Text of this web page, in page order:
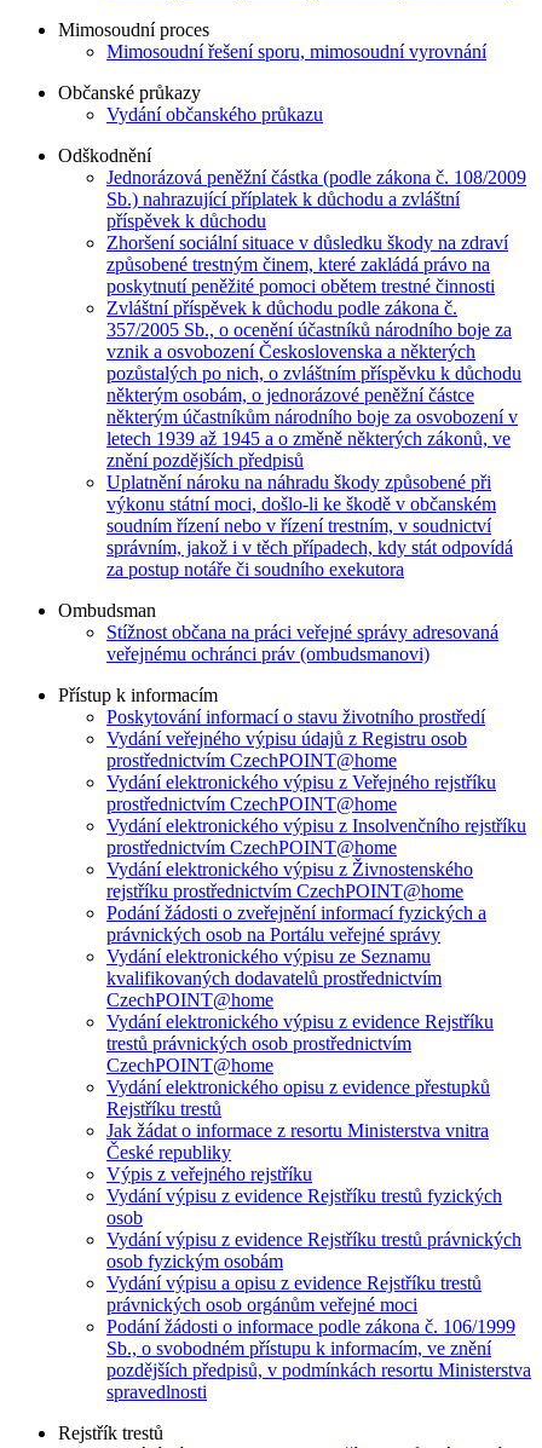
Mimosoudní proces
Mimosoudní řešení sporu, mimosoudní vyrovnání
Občanské průkazy
Vydání občanského průkazu
Odškodnění
Jednorázová peněžní částka (podle zákona č. 108/2009
Sb.) nahrazující příplatek k důchodu a zvláštní
příspěvek k důchodu
Zhoršení sociální situace v důsledku škody na zdraví
způsobené trestným činem, které zakládá právo na
poskytnutí peněžité pomoci obětem trestné činnosti
Zvláštní příspěvek k důchodu podle zákona č.
357/2005 Sb., o ocenění účastníků národního boje za
vznik a osvobození Československa a některých
pozůstalých po nich, o zvláštním příspěvku k důchodu
některým osobám, o jednorázové peněžní částce
některým účastníkům národního boje za osvobození v
letech 1939 až 1945 a o změně některých zákonů, ve
znění pozdějších předpisů
Uplatnění nároku na náhradu škody způsobené při
výkonu státní moci, došlo-li ke škodě v občanském
soudním řízení nebo v řízení trestním, v soudnictví
správním, jakož i v těch případech, kdy stát odpovídá
za postup notáře či soudního exekutora
Ombudsman
Stížnost občana na práci veřejné správy adresovaná
veřejnému ochránci práv (ombudsmanovi)
Přístup k informacím
Poskytování informací o stavu životního prostředí
Vydání veřejného výpisu údajů z Registru osob
prostřednictvím CzechPOINT@home
Vydání elektronického výpisu z Veřejného rejstříku
prostřednictvím CzechPOINT@home
Vydání elektronického výpisu z Insolvenčního rejstříku
prostřednictvím CzechPOINT@home
Vydání elektronického výpisu z Živnostenského
rejstříku prostřednictvím CzechPOINT@home
Podání žádosti o zveřejnění informací fyzických a
právnických osob na Portálu veřejné správy
Vydání elektronického výpisu ze Seznamu
kvalifikovaných dodavatelů prostřednictvím
CzechPOINT@home
Vydání elektronického výpisu z evidence Rejstříku
trestů právnických osob prostřednictvím
CzechPOINT@home
Vydání elektronického opisu z evidence přestupků
Rejstříku trestů
Jak žádat o informace z resortu Ministerstva vnitra
České republiky
Výpis z veřejného rejstříku
Vydání výpisu z evidence Rejstříku trestů fyzických
osob
Vydání výpisu z evidence Rejstříku trestů právnických
osob fyzickým osobám
Vydání výpisu a opisu z evidence Rejstříku trestů
právnických osob orgánům veřejné moci
Podání žádosti o informace podle zákona č. 106/1999
Sb., o svobodném přístupu k informacím, ve znění
pozdějších předpisů, v podmínkách resortu Ministerstva
spravedlnosti
Rejstřík trestů